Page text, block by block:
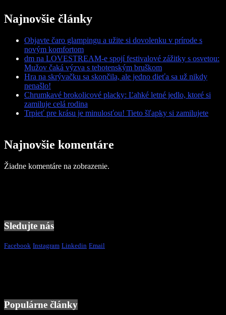
Najnovšie články
Objavte čaro glampingu a užite si dovolenku v prírode s
novým komfortom
dm na LOVESTREAM-e spojí festivalové zážitky s osvetou:
Mužov čaká výzva s tehotenským bruškom
Hra na skrývačku sa skončila, ale jedno dieťa sa už nikdy
nenašlo!
Chrumkavé brokolicové placky: Ľahké letné jedlo, ktoré si
zamiluje celá rodina
Trpieť pre krásu je minulosťou! Tieto šľapky si zamilujete
Najnovšie komentáre
Žiadne komentáre na zobrazenie.
Sledujte nás
Facebook Instagram Linkedin Email
Populárne články